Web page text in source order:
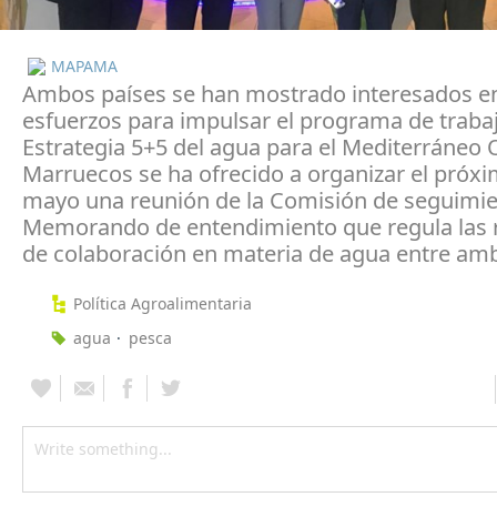
MAPAMA
Ambos países se han mostrado interesados
esfuerzos para impulsar el programa de
Estrategia 5+5 del agua para el Mediterráneo
Marruecos se ha ofrecido a organizar el
mayo una reunión de la Comisión de
Memorando de entendimiento que regula las
de colaboración en materia de agua entre
Política Agroalimentaria
agua
pesca